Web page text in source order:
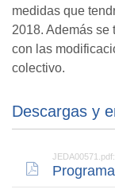
medidas que
2018. Además se
con las
colectivo.
Descargas y
Programa